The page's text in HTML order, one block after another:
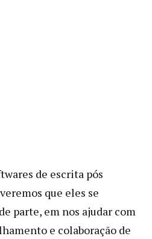
de escrita pós
que eles se
parte, em nos ajudar com
e colaboração de